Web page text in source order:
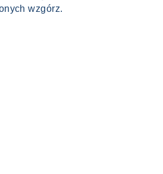
wzgórz.